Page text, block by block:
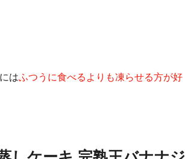
はふつうに食べるよりも凍らせる方が好